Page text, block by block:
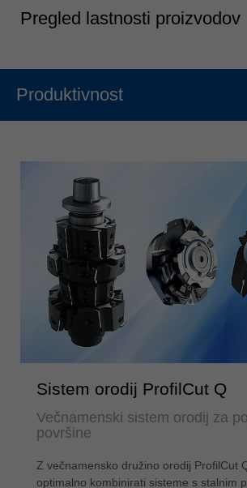
Pregled lastnosti proizvodov
Produktivnost
Sistem orodij ProfilCut Q
Večnamenski sistem orodij za
površine
Z večnamensko družino orodij ProfilCut
optimalno kombinirati sisteme s stalnim